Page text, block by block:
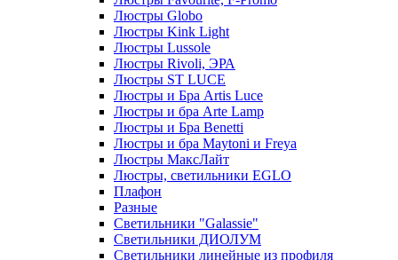
Люстры Globo
Люстры Kink Light
Люстры Lussole
Люстры Rivoli, ЭРА
Люстры ST LUCE
Люстры и Бра Artis Luce
Люстры и бра Arte Lamp
Люстры и Бра Benetti
Люстры и бра Maytoni и Freya
Люстры МаксЛайт
Люстры, светильники EGLO
Плафон
Разные
Светильники "Galassie"
Светильники ДИОЛУМ
Светильники линейные из профиля